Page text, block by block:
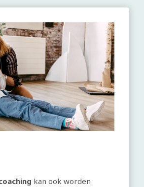
kan ook worden